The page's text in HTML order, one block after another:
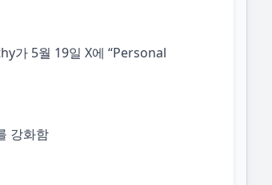
가 5월 19일 X에 “Personal
강화함